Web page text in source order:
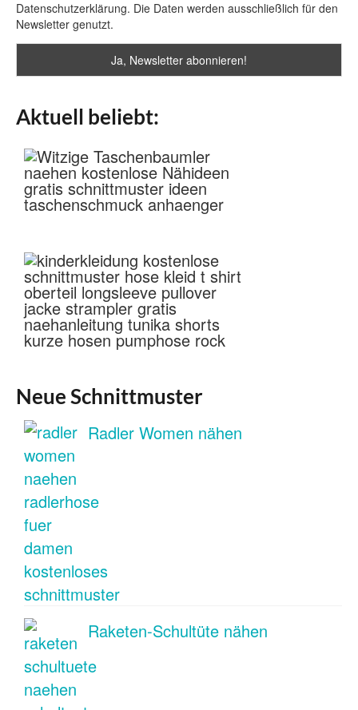
Datenschutzerklärung. Die Daten werden ausschließlich für den
Newsletter genutzt.
Aktuell beliebt:
Neue Schnittmuster
Radler Women nähen
Raketen-Schultüte nähen